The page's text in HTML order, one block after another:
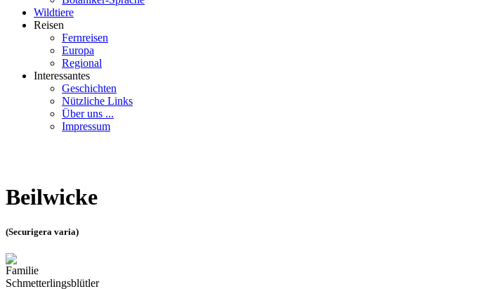
Wildtiere
Reisen
Fernreisen
Europa
Regional
Interessantes
Geschichten
Nützliche Links
Über uns ...
Impressum
Beilwicke
(Securigera varia)
Familie
Schmetterlingsblütler